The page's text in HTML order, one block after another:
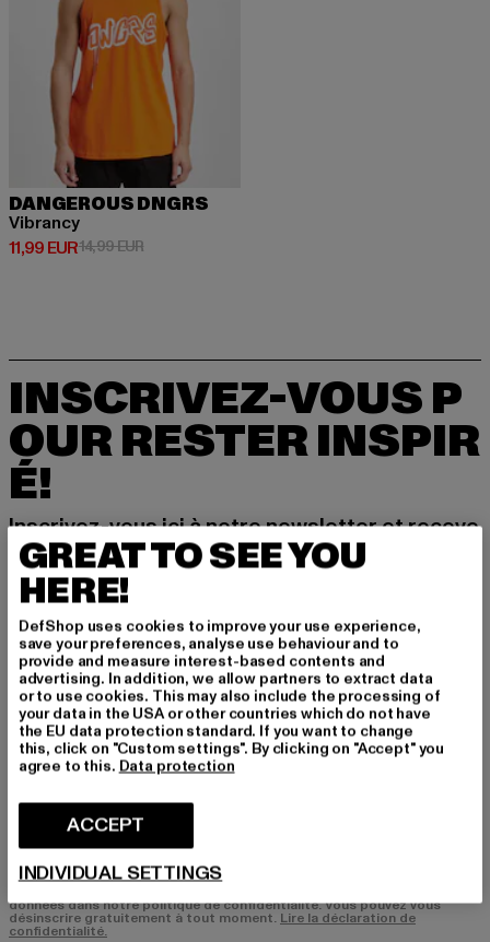
DANGEROUS DNGRS
Vibrancy
11,99 EUR
Prix courant: 11,99 EUR
14,99 EURPrix en promotion: 14,99 EUR
INSCRIVEZ-VOUS P
OUR RESTER INSPIR
É!
Inscrivez-vous ici à notre newsletter et receve
z à l'avenir des informations sur les tendances
actuelles, les offres et les bons de réduction d
e DefShop par e-mail!
Quels sont les produits qui vous intéressent?
HOMME
FEMME
COURRIEL
S'INSCRIRE
données dans notre politique de confidentialité. Vous pouvez vous
désinscrire gratuitement à tout moment. Lire la déclaration de
confidentialité.
GREAT TO SEE YOU
HERE!
DefShop uses cookies to improve your use experience,
save your preferences, analyse use behaviour and to
provide and measure interest-based contents and
advertising. In addition, we allow partners to extract data
or to use cookies. This may also include the processing of
your data in the USA or other countries which do not have
the EU data protection standard. If you want to change
this, click on "Custom settings". By clicking on "Accept" you
agree to this. Data protection
ACCEPT
INDIVIDUAL SETTINGS